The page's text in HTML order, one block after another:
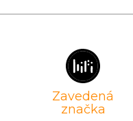
Zavedená
značka